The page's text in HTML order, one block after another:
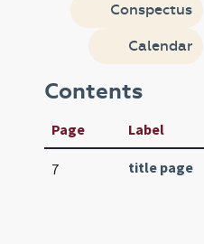
Conspectus
Calendar
Contents
Page Label
7 title page